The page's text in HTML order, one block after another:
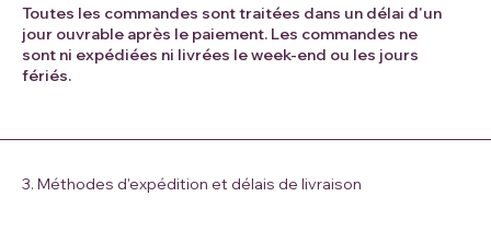
Toutes les commandes sont traitées dans un délai d'un
jour ouvrable après le paiement. Les commandes ne
sont ni expédiées ni livrées le week-end ou les jours
fériés.
3. Méthodes d'expédition et délais de livraison